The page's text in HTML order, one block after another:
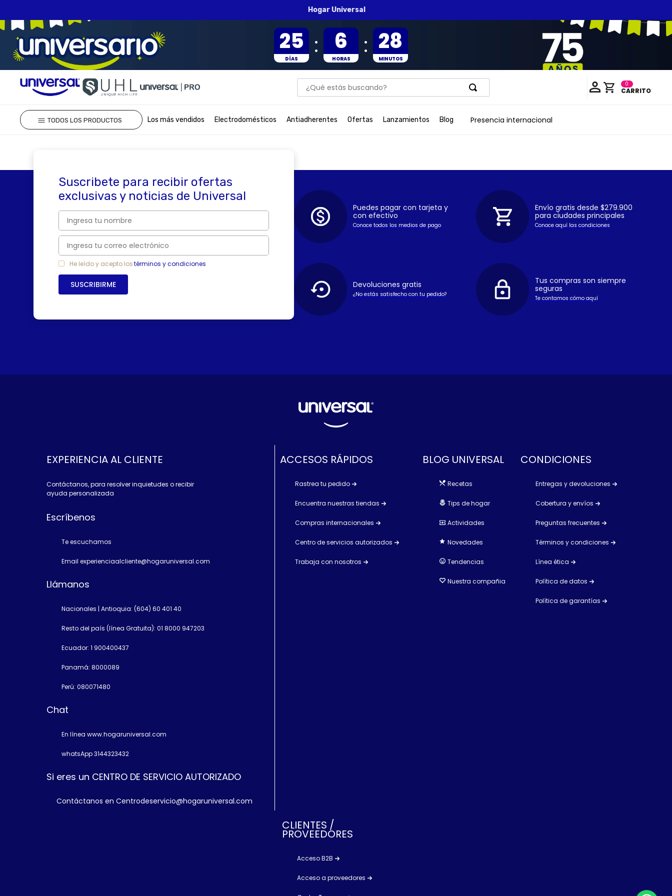
Hogar Universal
25
DÍAS : 6
HORAS : 28
MINUTOS
¿Qué estás buscando? 0
TODOS LOS PRODUCTOS Los más vendidos Electrodomésticos Antiadherentes Ofertas Lanzamientos Blog Presencia internacional
Suscribete para recibir ofertas
exclusivas y noticias de Universal
He leído y acepto lostérminos y condiciones
SUSCRIBIRME
Puedes pagar con tarjeta y
con efectivo
Conoce todos los medios de pago
Envío gratis desde $279.900
para ciudades principales
Conoce aquí las condiciones
Devoluciones gratis
¿No estás satisfecho con tu pedido?
Tus compras son siempre
seguras
Te contamos cómo aquí
EXPERIENCIA AL CLIENTE
Contáctanos, para resolver inquietudes o recibir
ayuda personalizada
Escríbenos
Te escuchamos
Email experienciaalcliente@hogaruniversal.com
Llámanos
Nacionales | Antioquia: (604) 60 401 40
Resto del país (línea Gratuita): 01 8000 947203
Ecuador: 1 900400437
Panamá: 8000089
Perú: 080071480
Chat
En línea www.hogaruniversal.com
whatsApp 3144323432
Si eres un CENTRO DE SERVICIO AUTORIZADO
Contáctanos en Centrodeservicio@hogaruniversal.com
ACCESOS RÁPIDOS
Rastrea tu pedido
Encuentra nuestras tiendas
Compras internacionales
Centro de servicios autorizados
Trabaja con nosotros
BLOG UNIVERSAL
Recetas
Tips de hogar
Actividades
Novedades
Tendencias
Nuestra compañia
CONDICIONES
Entregas y devoluciones
Cobertura y envíos
Preguntas frecuentes
Términos y condiciones
Línea ética
Política de datos
Política de garantías
CLIENTES /
PROVEEDORES
Acceso B2B
Acceso a proveedores
1.
olla presion
5 .
licuadora
6.
ollas
8.
9.
cafetera